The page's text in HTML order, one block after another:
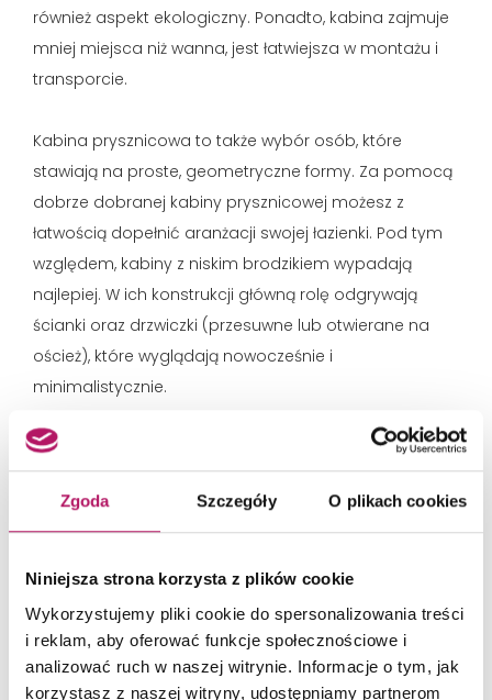
Zgoda Szczegóły O plikach cookies
Niniejsza strona korzysta z plików cookie
Wykorzystujemy pliki cookie do spersonalizowania treści
i reklam, aby oferować funkcje społecznościowe i
analizować ruch w naszej witrynie. Informacje o tym, jak
korzystasz z naszej witryny, udostępniamy partnerom
również aspekt ekologiczny. Ponadto, kabina zajmuje
mniej miejsca niż wanna, jest łatwiejsza w montażu i
transporcie.
Kabina prysznicowa to także wybór osób, które
stawiają na proste, geometryczne formy. Za pomocą
dobrze dobranej kabiny prysznicowej możesz z
łatwością dopełnić aranżacji swojej łazienki. Pod tym
względem, kabiny z niskim brodzikiem wypadają
najlepiej. W ich konstrukcji główną rolę odgrywają
ścianki oraz drzwiczki (przesuwne lub otwierane na
oścież), które wyglądają nowocześnie i
minimalistycznie.
Warto też podkreślić praktyczne wartości wyboru
którym zależy nie tylko parametrach estetycznych, ale
Szczególnie, jeśli wśród domowników korzystających z
łazienki znajduje się osoba o ograniczonej
sprawności ruchowej – wówczas będzie to wybór
słuszny.